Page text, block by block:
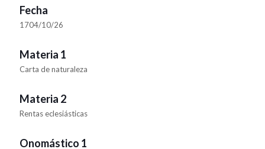
Fecha
1704/10/26
Materia 1
Carta de naturaleza
Materia 2
Rentas eclesiásticas
Onomástico 1